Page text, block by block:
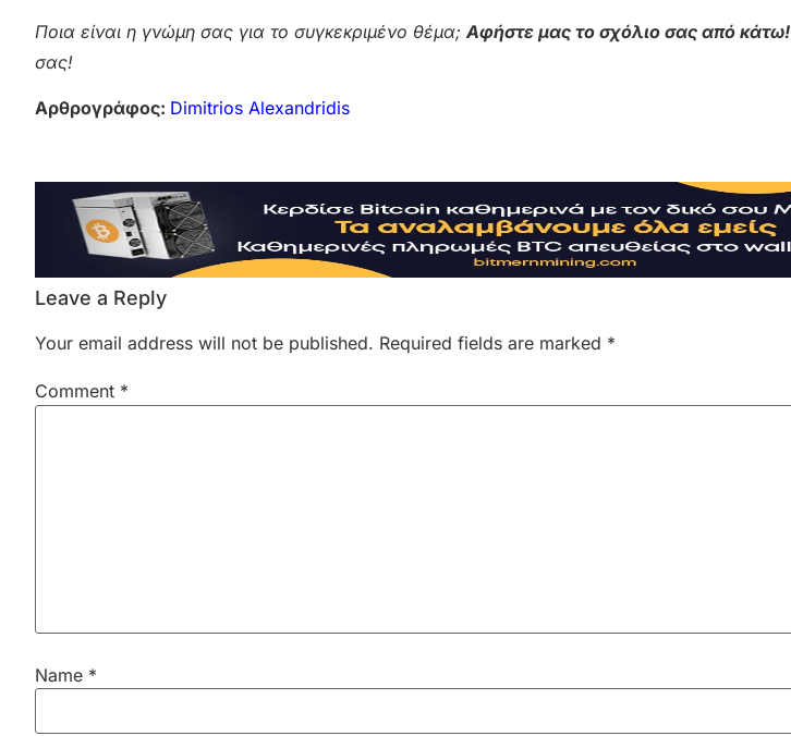
Ποια είναι η γνώμη σας για το συγκεκριμένο θέμα; Αφήστε μας το σχόλιο σας από κάτω!
σας!
Αρθρογράφος: Dimitrios Alexandridis
Leave a Reply
Your email address will not be published. Required fields are marked *
Comment *
Name *